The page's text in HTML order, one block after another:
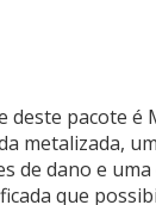
deste pacote é
metalizada,
de dano e
que